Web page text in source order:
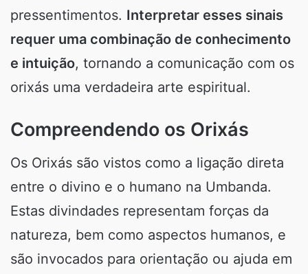
pressentimentos. Interpretar esses sinais
requer uma combinação de conhecimento
e intuição, tornando a comunicação com os
orixás uma verdadeira arte espiritual.
Compreendendo os Orixás
Os Orixás são vistos como a ligação direta
entre o divino e o humano na Umbanda.
Estas divindades representam forças da
natureza, bem como aspectos humanos, e
são invocados para orientação ou ajuda em